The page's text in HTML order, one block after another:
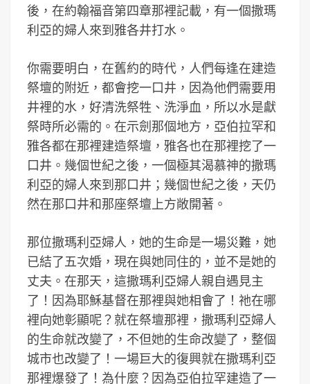
後，在約翰福音第四章那裡記載，有一個撒瑪
利亞的婦人來到雅各井打水。
你需要明白，在舊約的時代，人們每逢在建造
祭壇的附近，都會挖一口井，因為他們需要用
井裡的水，好清洗祭牲、洗淨血，所以水是獻
祭時所必需的。在示劍那個地方，亞伯拉罕和
雅各都在那裡建造祭壇，雅各也在那裡挖了一
口井。幾個世紀之後，一個極其渴慕神的撒瑪
利亞的婦人來到那口井；幾個世紀之後，天仍
然在那口井和那座祭壇上方敞開著。
那位撒瑪利亞婦人，她的生命是一場災難，她
已結了五次婚，現在與她同住的，並不是她的
丈夫。在那天，這撒瑪利亞婦人親自遇見主
了！因為耶穌基督在那裡與她相會了！祂在哪
裡向她彰顯呢？就在祭壇那裡，撒瑪利亞婦人
的生命就改變了，不但她的生命改變了，整個
城市也改變了！一場巨大的復興就在撒瑪利亞
那裡爆發了！為什麼？因為亞伯拉罕建造了一